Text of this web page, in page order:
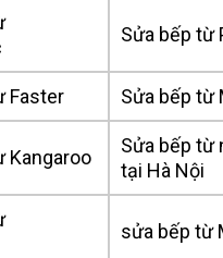
Sửa bếp từ
Faster Sửa bếp từ
Kangaroo
Sửa bếp từ
tại Hà Nội
sửa bếp từ